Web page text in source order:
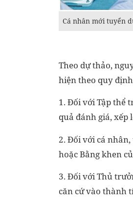
Cá nhân mới tuyển
Theo dự thảo,
hiện theo quy
1. Đối với Tập thể
quả đánh giá, xếp
2. Đối với cá
hoặc Bằng khen
3. Đối với Thủ
căn cứ vào thành